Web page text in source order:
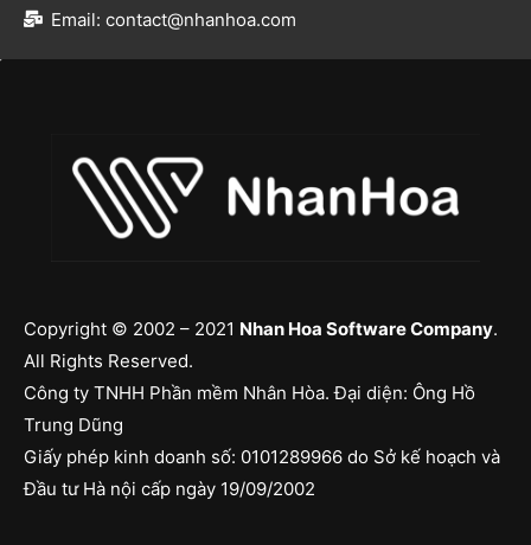
Email: contact@nhanhoa.com​
Copyright © 2002 – 2021 Nhan Hoa Software Company.
All Rights Reserved.
Công ty TNHH Phần mềm Nhân Hòa. Đại diện: Ông Hồ
Trung Dũng
Giấy phép kinh doanh số: 0101289966 do Sở kế hoạch và
Đầu tư Hà nội cấp ngày 19/09/2002